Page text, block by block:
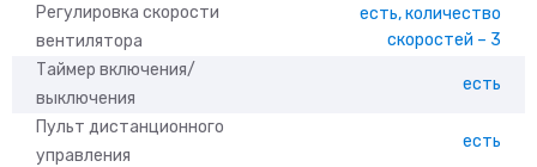
Регулировка скорости
вентилятора
есть, количество
скоростей – 3
Таймер включения/
выключения
есть
Пульт дистанционного
управления
есть